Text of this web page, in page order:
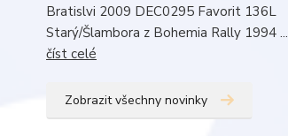
Bratislvi 2009 DEC0295 Favorit 136L
Starý/Šlambora z Bohemia Rally 1994 ...
číst celé
Zobrazit všechny novinky